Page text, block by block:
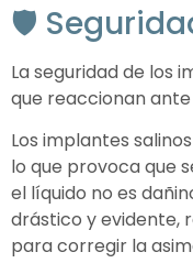
🛡️
La seguridad de los
que reaccionan
Los implantes
lo que provoca que
el líquido no es
drástico y evidente,
para corregir la